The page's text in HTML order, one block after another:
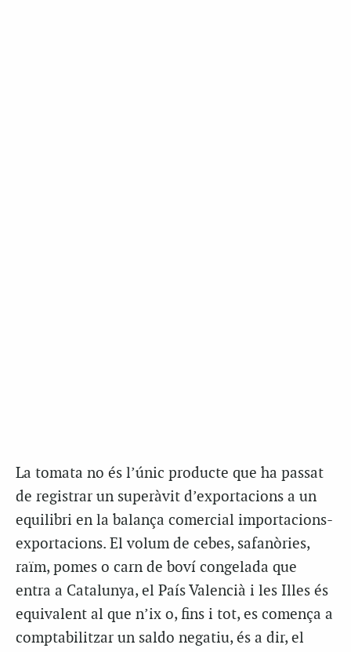
La tomata no és l’únic producte que ha passat
de registrar un superàvit d’exportacions a un
equilibri en la balança comercial importacions-
exportacions. El volum de cebes, safanòries,
raïm, pomes o carn de boví congelada que
entra a Catalunya, el País Valencià i les Illes és
equivalent al que n’ix o, fins i tot, es comença a
comptabilitzar un saldo negatiu, és a dir, el